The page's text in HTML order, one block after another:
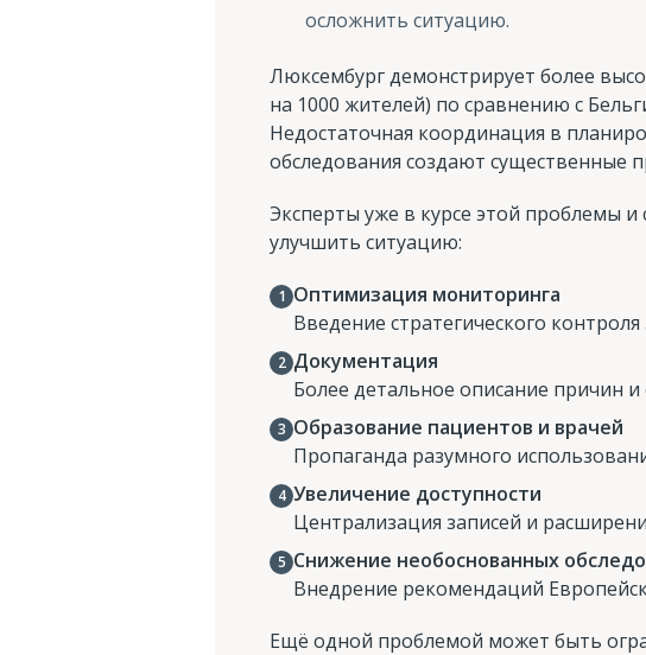
осложнить ситуацию.
Люксембург демонстрирует более
на 1000 жителей) по сравнению с
Недостаточная координация в
обследования создают существенные
Эксперты уже в курсе этой проблемы
улучшить ситуацию:
Оптимизация мониторинга
Введение стратегического
Документация
Более детальное описание причин
Образование пациентов и врачей
Пропаганда разумного
Увеличение доступности
Централизация записей и
Снижение необоснованных
Внедрение рекомендаций
Ещё одной проблемой может быть